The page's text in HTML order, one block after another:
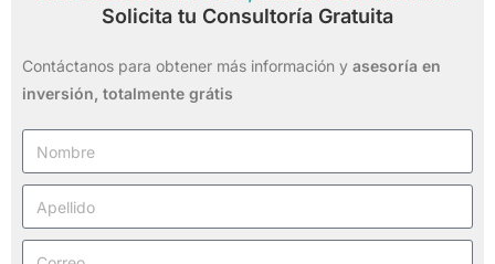
Solicita tu Consultoría Gratuita
Contáctanos para obtener más información y asesoría en
inversión, totalmente grátis